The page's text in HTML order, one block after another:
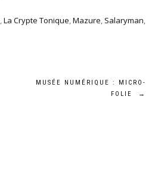
,La Crypte Tonique,Mazure, Salaryman,
MUSÉE NUMÉRIQUE : MICRO-
FOLIE
→